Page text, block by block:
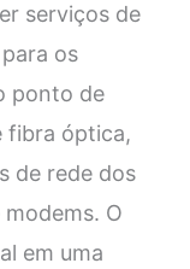
serviços de
os
ponto de
fibra óptica,
de rede dos
O
em uma